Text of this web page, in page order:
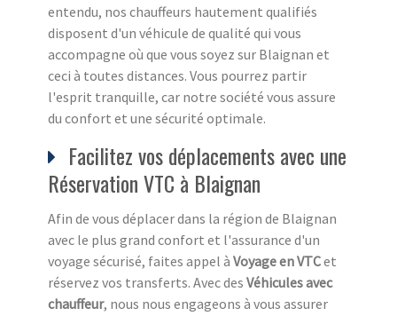
entendu, nos chauffeurs hautement qualifiés
disposent d'un véhicule de qualité qui vous
accompagne où que vous soyez sur Blaignan et
ceci à toutes distances. Vous pourrez partir
l'esprit tranquille, car notre société vous assure
du confort et une sécurité optimale.
Facilitez vos déplacements avec une
Réservation VTC à Blaignan
Afin de vous déplacer dans la région de Blaignan
avec le plus grand confort et l'assurance d'un
voyage sécurisé, faites appel à Voyage en VTCet
réservez vos transferts. Avec des Véhicules avec
chauffeur, nous nous engageons à vous assurer